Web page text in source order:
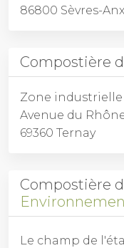
86800 Sèvres-
Compostière
Zone
Avenue du
69360 Ternay
Compostière
Le champ de